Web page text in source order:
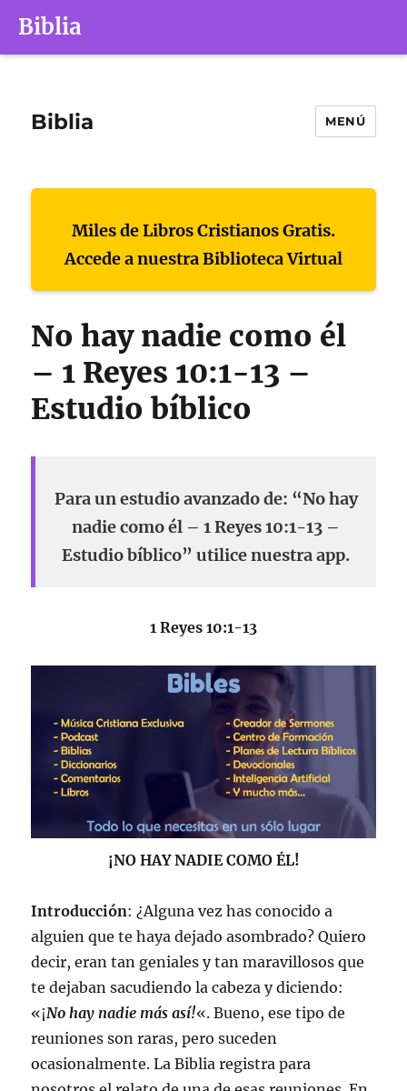
Biblia
Biblia MENÚ
Miles de Libros Cristianos Gratis.
Accede a nuestra Biblioteca Virtual
No hay nadie como él
– 1 Reyes 10:1-13 –
Estudio bíblico
Para un estudio avanzado de: “No hay
nadie como él – 1 Reyes 10:1-13 –
Estudio bíblico” utilice nuestra app.
1 Reyes 10:1-13
¡NO HAY NADIE COMO ÉL!
Introducción: ¿Alguna vez has conocido a
alguien que te haya dejado asombrado? Quiero
decir, eran tan geniales y tan maravillosos que
te dejaban sacudiendo la cabeza y diciendo:
«¡No hay nadie más así!«. Bueno, ese tipo de
reuniones son raras, pero suceden
ocasionalmente. La Biblia registra para